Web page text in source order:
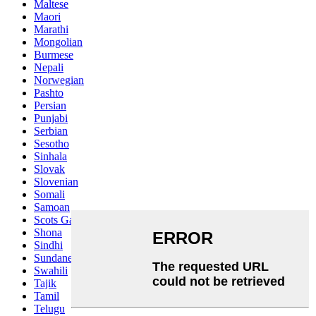
Maltese
Maori
Marathi
Mongolian
Burmese
Nepali
Norwegian
Pashto
Persian
Punjabi
Serbian
Sesotho
Sinhala
Slovak
Slovenian
Somali
Samoan
Scots Gaelic
Shona
Sindhi
Sundanese
Swahili
Tajik
Tamil
Telugu